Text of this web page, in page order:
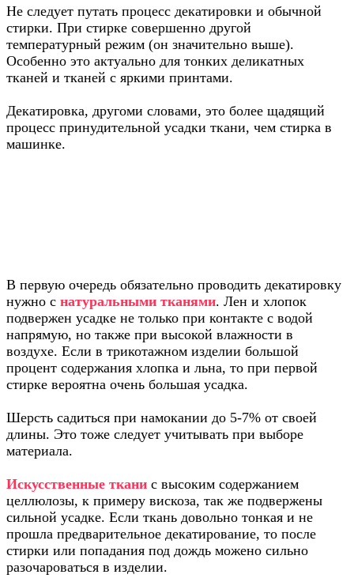
Не следует путать процесс декатировки и обычной
стирки. При стирке совершенно другой
температурный режим (он значительно выше).
Особенно это актуально для тонких деликатных
тканей и тканей с яркими принтами.
Декатировка, другоми словами, это более щадящий
процесс принудительной усадки ткани, чем стирка в
машинке.
В первую очередь обязательно проводить декатировку
нужно с натуральными тканями. Лен и хлопок
подвержен усадке не только при контакте с водой
напрямую, но также при высокой влажности в
воздухе. Если в трикотажном изделии большой
процент содержания хлопка и льна, то при первой
стирке вероятна очень большая усадка.
Шерсть садиться при намокании до 5-7% от своей
длины. Это тоже следует учитывать при выборе
материала.
Искусственные ткани с высоким содержанием
целлюлозы, к примеру вискоза, так же подвержены
сильной усадке. Если ткань довольно тонкая и не
прошла предварительное декатирование, то после
стирки или попадания под дождь можено сильно
разочароваться в изделии.